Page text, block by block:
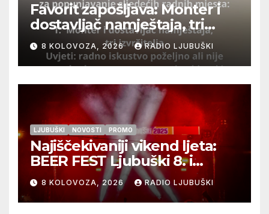
Favorit zapošljava: Monter i
dostavljač namještaja, tri
izvršitelja
8 KOLOVOZA, 2026 RADIO LJUBUŠKI
LJUBUŠKI NOVOSTI PROMO
Najiščekivaniji vikend ljeta:
BEER FEST Ljubuški 8. i
9.kolovoza
8 KOLOVOZA, 2026 RADIO LJUBUŠKI